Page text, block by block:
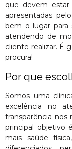
que devem
apresentadas
bem o lugar para
atendendo de
cliente realizar. É
procura!
Por que
Somos uma
excelência no
transparência nos
principal objetivo
mais saúde